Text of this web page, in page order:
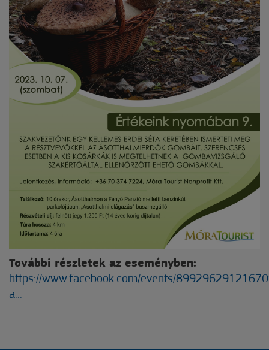
További részletek az eseményben:
https://www.facebook.com/events/
a...